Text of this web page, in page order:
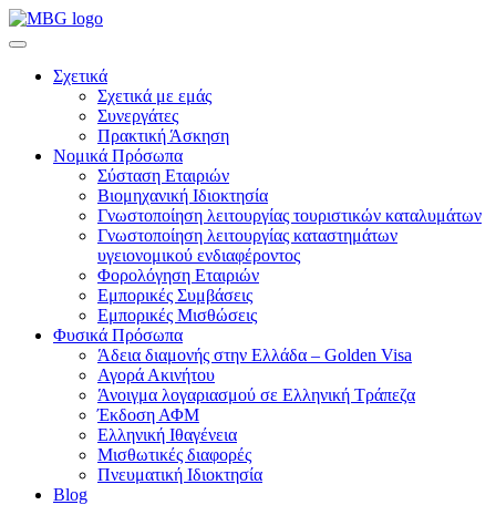
Σχετικά
Σχετικά με εμάς
Συνεργάτες
Πρακτική Άσκηση
Νομικά Πρόσωπα
Σύσταση Εταιριών
Βιομηχανική Ιδιοκτησία
Γνωστοποίηση λειτουργίας τουριστικών καταλυμάτων
Γνωστοποίηση λειτουργίας καταστημάτων
υγειονομικού ενδιαφέροντος
Φορολόγηση Εταιριών
Εμπορικές Συμβάσεις
Εμπορικές Μισθώσεις
Φυσικά Πρόσωπα
Άδεια διαμονής στην Ελλάδα – Golden Visa
Αγορά Ακινήτου
Άνοιγμα λογαριασμού σε Ελληνική Τράπεζα
Έκδοση ΑΦΜ
Ελληνική Ιθαγένεια
Μισθωτικές διαφορές
Πνευματική Ιδιοκτησία
Blog